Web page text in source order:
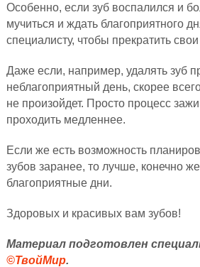
Особенно, если зуб воспалился и
мучиться и ждать благоприятного
специалисту, чтобы прекратить
Даже если, например, удалять зуб
неблагоприятный день, скорее
не произойдет. Просто процесс
проходить медленнее.
Если же есть возможность
зубов заранее, то лучше, конечно
благоприятные дни.
Здоровых и красивых вам зубов!
Материал подготовлен
©ТвойМир.